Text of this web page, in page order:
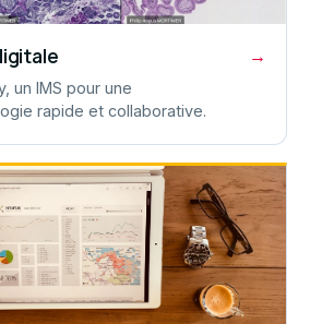
→
un IMS pour une
rapide et collaborative.